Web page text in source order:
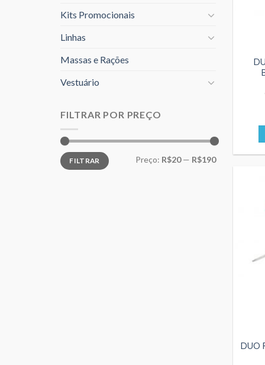
Kits Promocionais
Linhas
Massas e Rações
Vestuário
FILTRAR POR PREÇO
Preço
mínimo
Preço
máximo
FILTRAR Preço: R$20— R$190
DUO